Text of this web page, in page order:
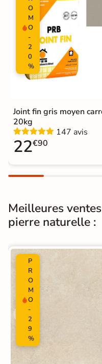
Surface
Résistant au Gel
Plancher
Chauffant
Choix
Pose
Origine
Catégories
O
M
O
-
2
0
%
Joint fin gris moyen
20kg
147 avis
22€90
Meilleures
pierre naturelle :
P
R
O
M
O
-
2
9
%